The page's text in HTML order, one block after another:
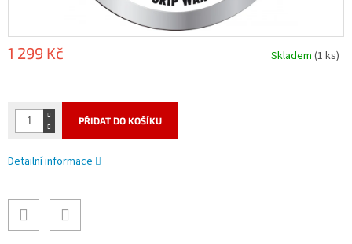
1 299 Kč Skladem(1 ks)
PŘIDAT DO KOŠÍKU
Detailní informace